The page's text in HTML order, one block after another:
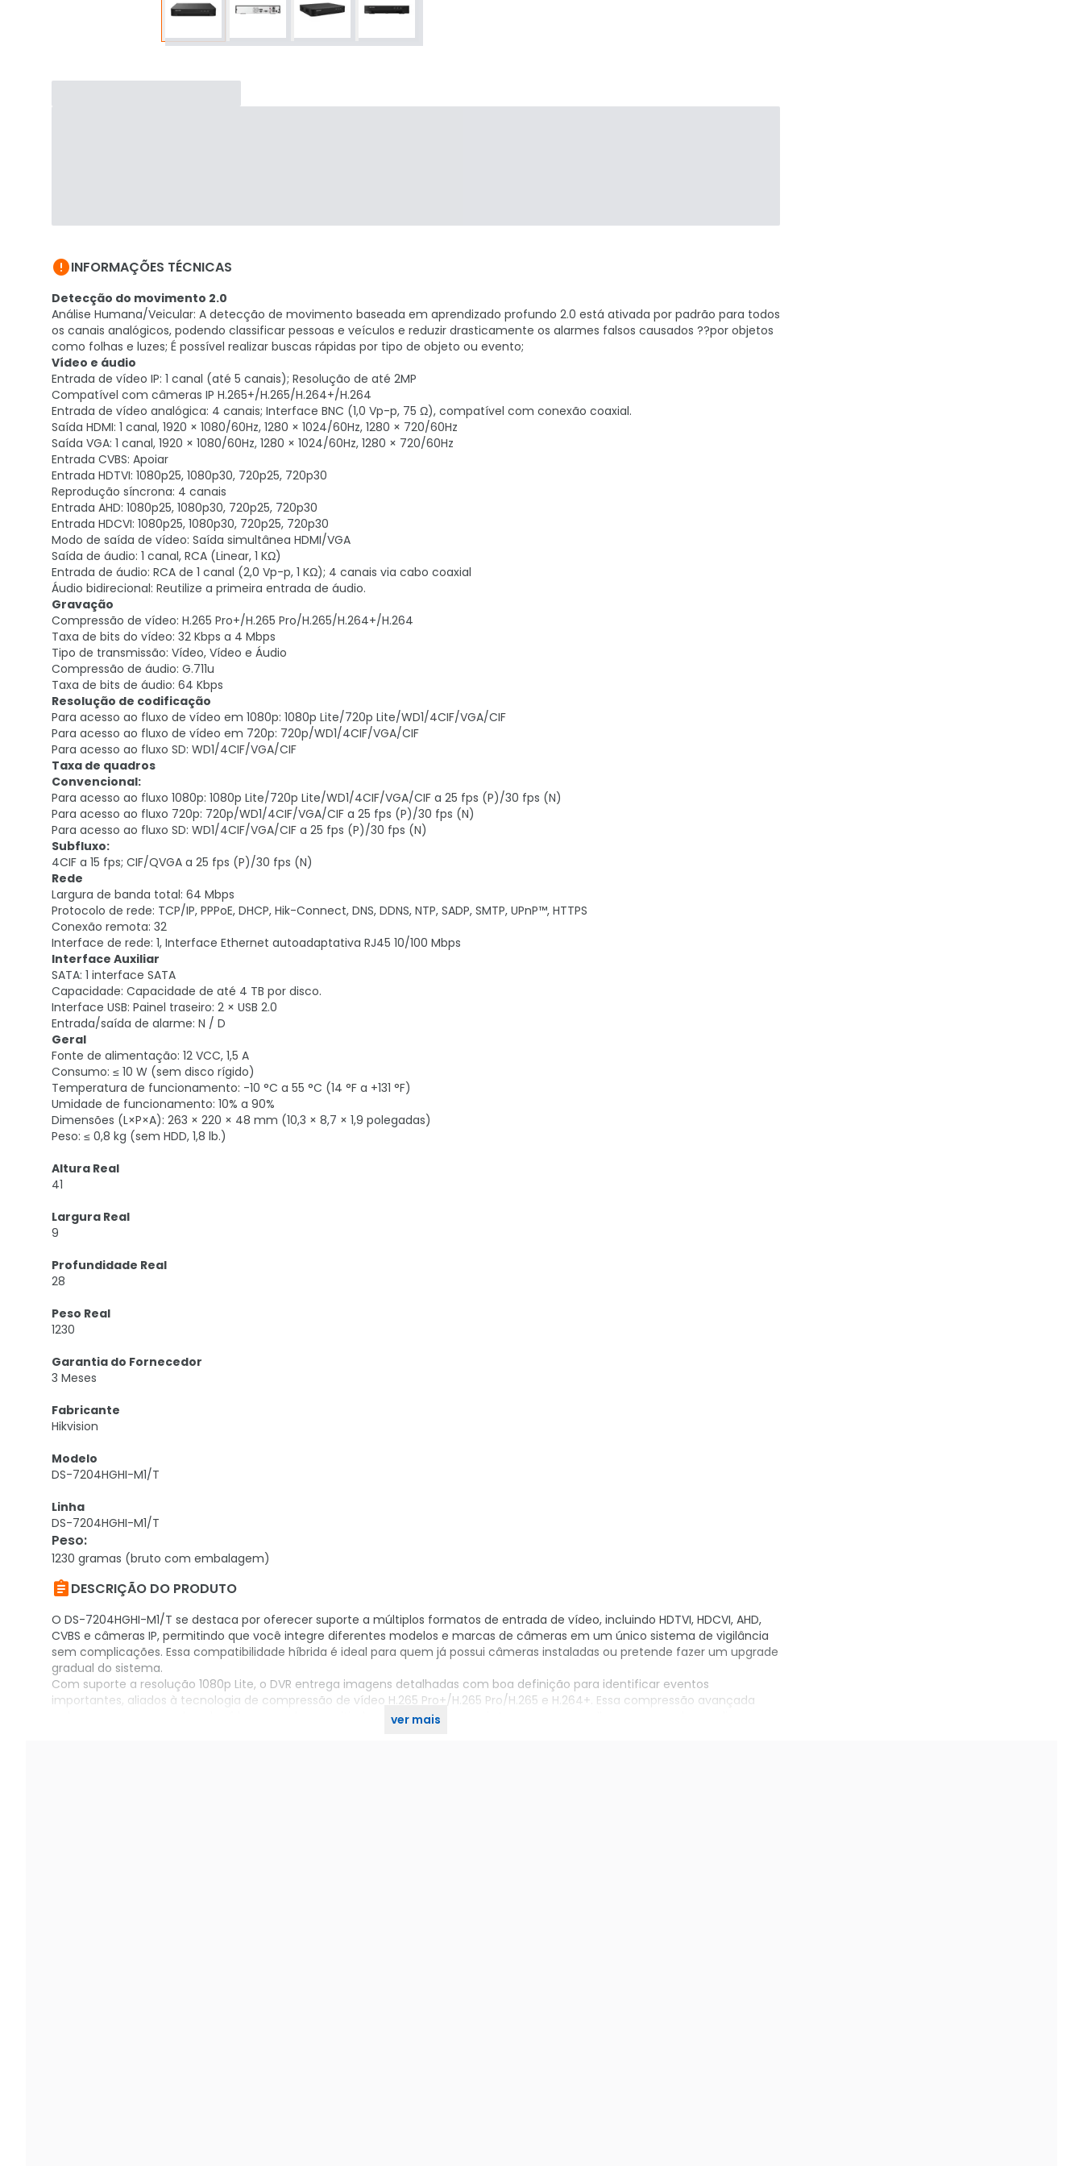
INFORMAÇÕES TÉCNICAS
Detecção do movimento 2.0
Análise Humana/Veicular: A detecção de movimento baseada em aprendizado profundo 2.0 está ativada por padrão para todos
os canais analógicos, podendo classificar pessoas e veículos e reduzir drasticamente os alarmes falsos causados ??por objetos
como folhas e luzes; É possível realizar buscas rápidas por tipo de objeto ou evento;
Vídeo e áudio
Entrada de vídeo IP: 1 canal (até 5 canais); Resolução de até 2MP
Compatível com câmeras IP H.265+/H.265/H.264+/H.264
Entrada de vídeo analógica: 4 canais; Interface BNC (1,0 Vp-p, 75 Ω), compatível com conexão coaxial.
Saída HDMI: 1 canal, 1920 × 1080/60Hz, 1280 × 1024/60Hz, 1280 × 720/60Hz
Saída VGA: 1 canal, 1920 × 1080/60Hz, 1280 × 1024/60Hz, 1280 × 720/60Hz
Entrada CVBS: Apoiar
Entrada HDTVI: 1080p25, 1080p30, 720p25, 720p30
Reprodução síncrona: 4 canais
Entrada AHD: 1080p25, 1080p30, 720p25, 720p30
Entrada HDCVI: 1080p25, 1080p30, 720p25, 720p30
Modo de saída de vídeo: Saída simultânea HDMI/VGA
Saída de áudio: 1 canal, RCA (Linear, 1 KΩ)
Entrada de áudio: RCA de 1 canal (2,0 Vp-p, 1 KΩ); 4 canais via cabo coaxial
Áudio bidirecional: Reutilize a primeira entrada de áudio.
Gravação
Compressão de vídeo: H.265 Pro+/H.265 Pro/H.265/H.264+/H.264
Taxa de bits do vídeo: 32 Kbps a 4 Mbps
Tipo de transmissão: Vídeo, Vídeo e Áudio
Compressão de áudio: G.711u
Taxa de bits de áudio: 64 Kbps
Resolução de codificação
Para acesso ao fluxo de vídeo em 1080p: 1080p Lite/720p Lite/WD1/4CIF/VGA/CIF
Para acesso ao fluxo de vídeo em 720p: 720p/WD1/4CIF/VGA/CIF
Para acesso ao fluxo SD: WD1/4CIF/VGA/CIF
Taxa de quadros
Convencional:
Para acesso ao fluxo 1080p: 1080p Lite/720p Lite/WD1/4CIF/VGA/CIF a 25 fps (P)/30 fps (N)
Para acesso ao fluxo 720p: 720p/WD1/4CIF/VGA/CIF a 25 fps (P)/30 fps (N)
Para acesso ao fluxo SD: WD1/4CIF/VGA/CIF a 25 fps (P)/30 fps (N)
Subfluxo:
4CIF a 15 fps; CIF/QVGA a 25 fps (P)/30 fps (N)
Rede
Largura de banda total: 64 Mbps
Protocolo de rede: TCP/IP, PPPoE, DHCP, Hik-Connect, DNS, DDNS, NTP, SADP, SMTP, UPnP™, HTTPS
Conexão remota: 32
Interface de rede: 1, Interface Ethernet autoadaptativa RJ45 10/100 Mbps
Interface Auxiliar
SATA: 1 interface SATA
Capacidade: Capacidade de até 4 TB por disco.
Interface USB: Painel traseiro: 2 × USB 2.0
Entrada/saída de alarme: N / D
Geral
Fonte de alimentação: 12 VCC, 1,5 A
Consumo: ≤ 10 W (sem disco rígido)
Temperatura de funcionamento: -10 °C a 55 °C (14 °F a +131 °F)
Umidade de funcionamento: 10% a 90%
Dimensões (L×P×A): 263 × 220 × 48 mm (10,3 × 8,7 × 1,9 polegadas)
Peso: ≤ 0,8 kg (sem HDD, 1,8 lb.)
Altura Real
41
Largura Real
9
Profundidade Real
28
Peso Real
1230
Garantia do Fornecedor
3 Meses
Fabricante
Hikvision
Modelo
DS-7204HGHI-M1/T
Linha
DS-7204HGHI-M1/T
Peso:
1230 gramas (bruto com embalagem)
DESCRIÇÃO DO PRODUTO
O DS-7204HGHI-M1/T se destaca por oferecer suporte a múltiplos formatos de entrada de vídeo, incluindo HDTVI, HDCVI, AHD,
CVBS e câmeras IP, permitindo que você integre diferentes modelos e marcas de câmeras em um único sistema de vigilância
sem complicações. Essa compatibilidade híbrida é ideal para quem já possui câmeras instaladas ou pretende fazer um upgrade
gradual do sistema.
Com suporte a resolução 1080p Lite, o DVR entrega imagens detalhadas com boa definição para identificar eventos
importantes, aliados à tecnologia de compressão de vídeo H.265 Pro+/H.265 Pro/H.265 e H.264+. Essa compressão avançada
reduz o espaço ocupado pelo vídeo gravado, permitindo gravar mais por mais tempo e usar melhor o espaço do seu disco
ver mais